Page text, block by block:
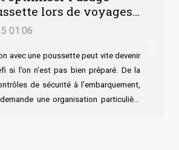
lors de voyages
01:06
avec une poussette peut vite devenir
si l’on n’est pas bien préparé. De la
de sécurité à l’embarquement,
une organisation particulière